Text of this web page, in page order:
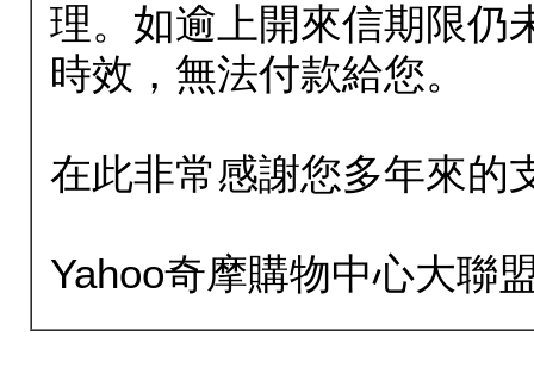
理。如逾上開來信期限仍
時效，無法付款給您。
在此非常感謝您多年來的
Yahoo奇摩購物中心大